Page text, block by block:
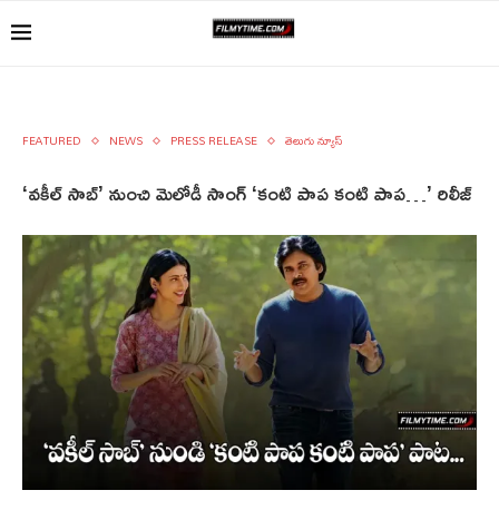
FEATURED NEWS PRESS RELEASE తెలుగు న్యూస్
‘వకీల్ సాబ్’ నుంచి మెలోడీ సాంగ్ ‘కంటి పాప కంటి పాప…’ రిలీజ్